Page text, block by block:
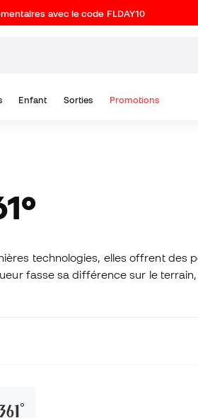
avec le code FLDAY10
Enfant Sorties Promotions
technologies, elles offrent des
fasse sa différence sur le